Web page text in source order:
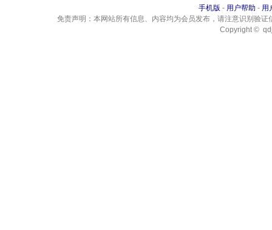
手机版 - 用户帮助 - 用
免责声明：本网站所有信息、内容均为会员发布，请注意识别验
Copyright ©